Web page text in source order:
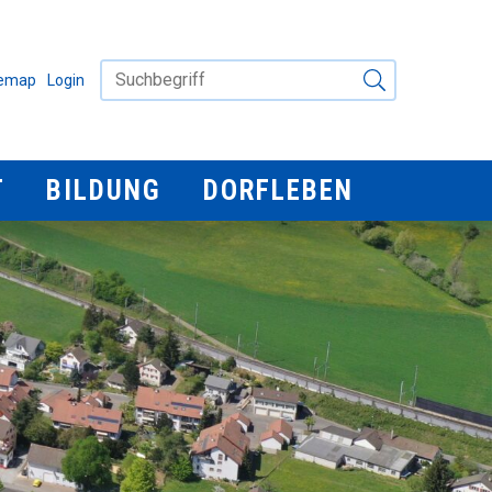
Login Suchbegriff
Suche starten
BILDUNG DORFLEBEN